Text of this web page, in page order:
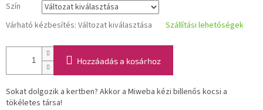
Szín
Várható kézbesítés: Változat kiválasztása Szállítási lehetőségek
Hozzáadás a kosárhoz
Sokat dolgozik a kertben? Akkor a Miweba kézi billenős kocsi a
tökéletes társa!